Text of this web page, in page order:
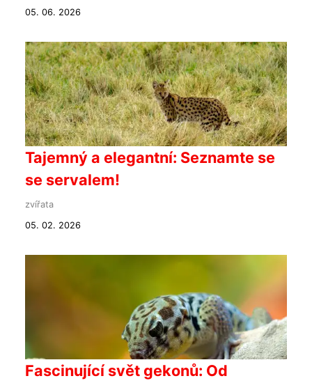
05. 06. 2026
Tajemný a elegantní: Seznamte se
se servalem!
zvířata
05. 02. 2026
Fascinující svět gekonů: Od